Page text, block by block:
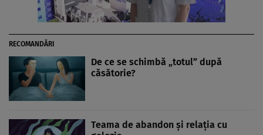
RECOMANDĂRI
De ce se schimbă „totul” după
căsătorie?
Teama de abandon și relația cu